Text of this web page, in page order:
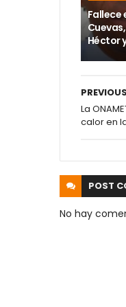
Fallece
Héctor
PREVIOUS
La
calor en
POST
No hay